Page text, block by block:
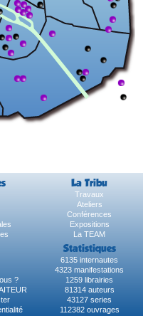
La Tribu
Travaux
Ateliers
Conférences
Expositions
La TEAM
Statistiques
6135 internautes
4323 manifestations
?
1259 librairies
81314 auteurs
43127 series
112382 ouvrages